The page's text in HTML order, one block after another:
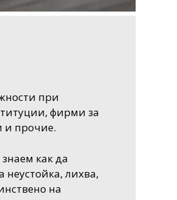
при
фирми за
и прочие.
как да
неустойка, лихва,
на